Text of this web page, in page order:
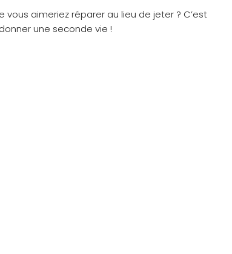
aimeriez réparer au lieu de jeter ? C’est
une seconde vie !